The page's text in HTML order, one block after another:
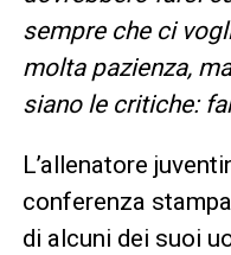
sempre che ci
molta pazienza,
siano le critiche:
L’allenatore
conferenza
di alcuni dei suoi